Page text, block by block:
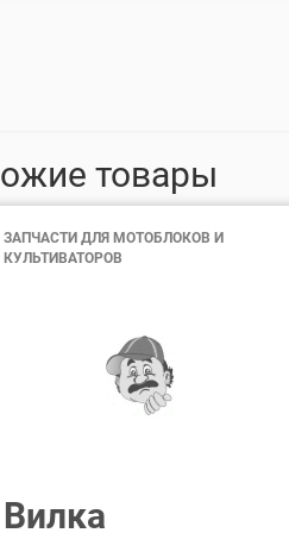
товары
ЗАПЧАСТИ ДЛЯ МОТОБЛОКОВ И
КУЛЬТИВАТОРОВ
Вилка